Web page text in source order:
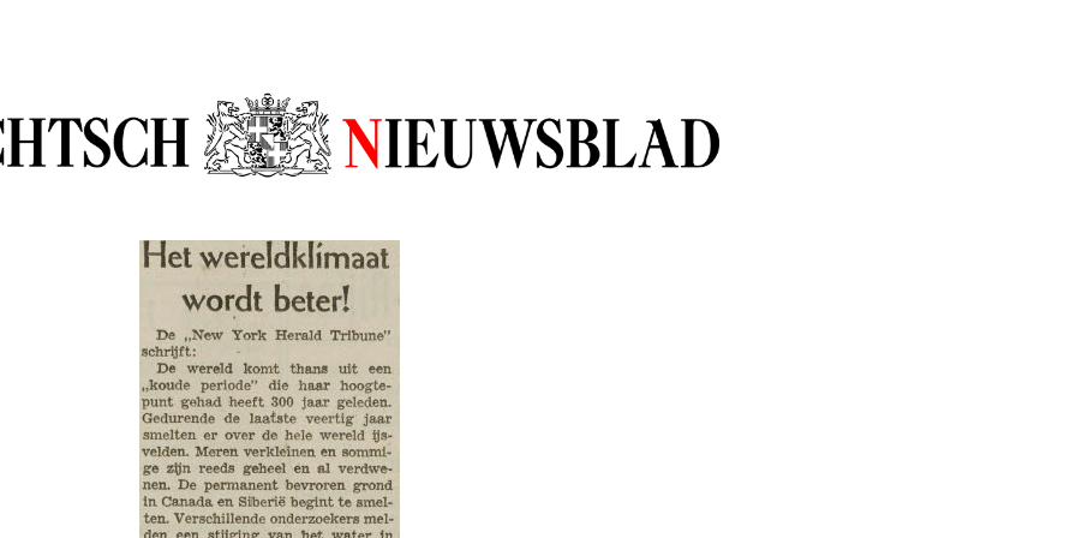
Nieuwsblad